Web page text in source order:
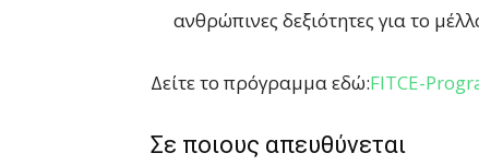
ανθρώπινες δεξιότητες για το
Δείτε το πρόγραμμα εδώ:FITCE-
Σε ποιους απευθύνεται